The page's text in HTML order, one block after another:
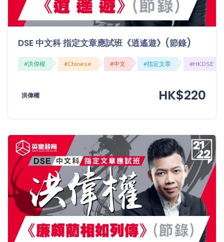
DSE 中文科 指定文章應試班《逍遙遊》(節錄)
#洪偉權 #Chinese #中文 #指定文章 #HKDSE
洪偉權 HK$220